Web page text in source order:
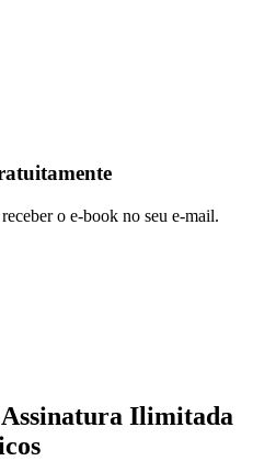
o e-book no seu e-mail.
Ilimitada